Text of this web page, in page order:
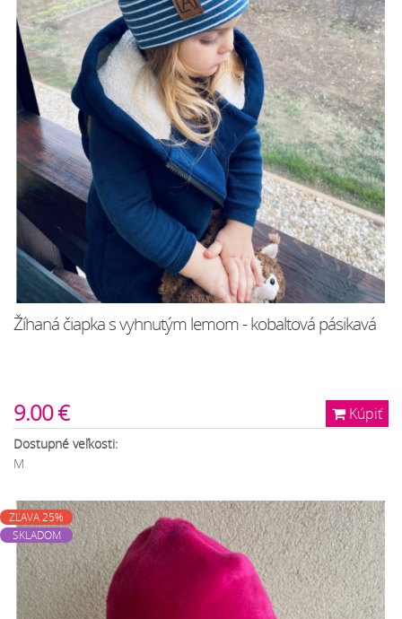
Žíhaná čiapka s vyhnutým lemom - kobaltová pásikavá
Kúpiť
9.00 €
Dostupné veľkosti:
M
ZĽAVA 25%
SKLADOM